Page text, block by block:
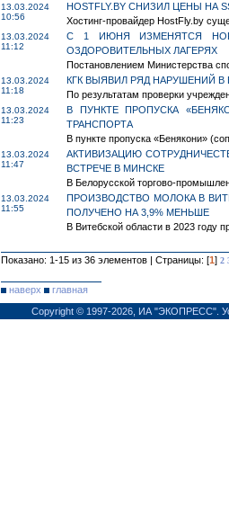
13.03.2024
10:56
HOSTFLY.BY СНИЗИЛ ЦЕНЫ НА
Хостинг-провайдер HostFly.by
13.03.2024
11:12
С 1 ИЮНЯ ИЗМЕНЯТСЯ
ОЗДОРОВИТЕЛЬНЫХ ЛАГЕРЯХ
Постановлением Министерства
13.03.2024
11:18
КГК ВЫЯВИЛ РЯД НАРУШЕНИЙ
По результатам проверки
13.03.2024
11:23
В ПУНКТЕ ПРОПУСКА
ТРАНСПОРТА
В пункте пропуска «Бенякони»
13.03.2024
11:47
АКТИВИЗАЦИЮ
ВСТРЕЧЕ В МИНСКЕ
В Белорусской торгово-
13.03.2024
11:55
ПРОИЗВОДСТВО МОЛОКА В
ПОЛУЧЕНО НА 3,9% МЕНЬШЕ
В Витебской области в 2023 году
Показано: 1-15 из 36 элементов | Страницы: [1] 2
наверх
главная
Copyright © 1997-2026, ИА "ЭКОПРЕСС".